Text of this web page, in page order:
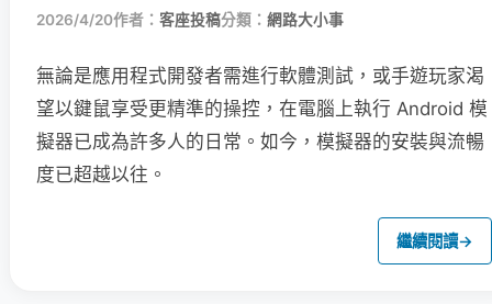
2026/4/20作者： 客座投稿分類： 網路大小事
無論是應用程式開發者需進行軟體測試，或手遊玩家渴
望以鍵鼠享受更精準的操控，在電腦上執行 Android 模
擬器已成為許多人的日常。如今，模擬器的安裝與流暢
度已超越以往。
繼續閱讀→